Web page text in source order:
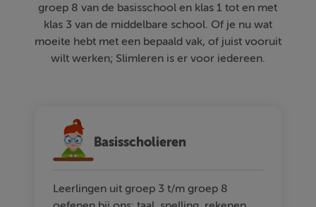
groep 8 van de basisschool en klas 1 tot en met
klas 3 van de middelbare school. Of je nu wat
moeite hebt met een bepaald vak, of juist vooruit
wilt werken; Slimleren is er voor iedereen.
Basisscholieren
Leerlingen uit groep 3 t/m groep 8